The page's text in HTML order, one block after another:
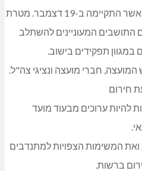
תושיה סוחריאנו, פגישת הסבר, אשר התקיימה ב-19 דצמבר. מטרת
התושבים המעוניינים להשתלב
תפקידים בישוב.
חברי מועצה ונציגי צה"ל.
להיות ערוכים מבעוד מועד
המשימות הצפויות למתנדבים
ברשות.